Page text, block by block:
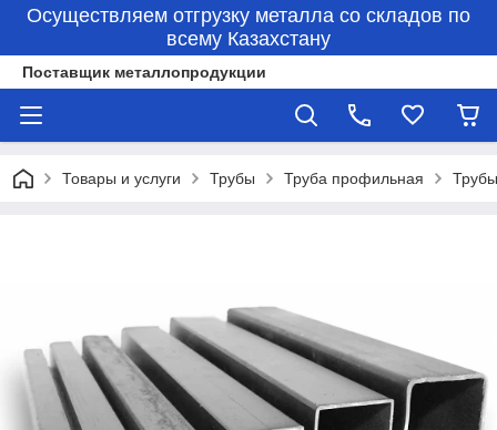
Осуществляем отгрузку металла со складов по
всему Казахстану
Поставщик металлопродукции
Товары и услуги Трубы Труба профильная